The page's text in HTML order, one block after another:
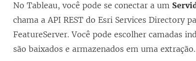
No Tableau, você pode se conectar a um
chama a API REST do Esri Services Directory
FeatureServer. Você pode escolher camadas
são baixados e armazenados em uma extração.